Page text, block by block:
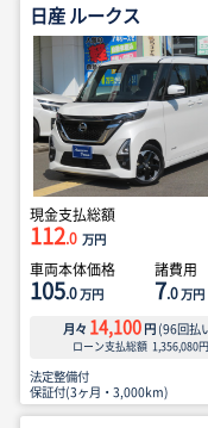
日産 ルークス
現金支払総額
112.0 万円
車両本体価格
105.0万円
諸費用
7.0万円
月々 14,100 円 (96回払
ローン支払総額 1,356,080円
法定整備付
保証付(3ヶ月・3,000km)